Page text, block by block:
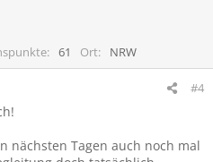
61 Ort NRW
#4
nächsten Tagen auch noch mal